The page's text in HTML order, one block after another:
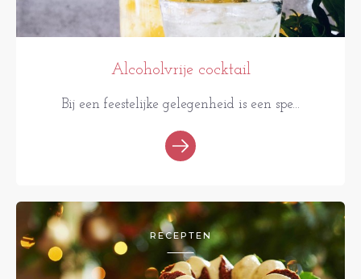
Alcoholvrije cocktail
Bij een feestelijke gelegenheid is een spe...
RECEPTEN